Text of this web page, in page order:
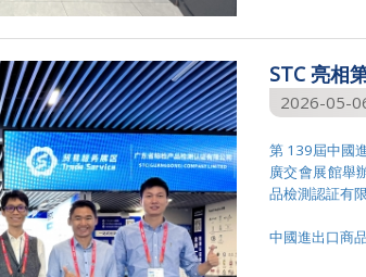
STC 亮相
2026-05-
第 139屆中國
廣交會展館舉
品檢測認証有
中國進出口商